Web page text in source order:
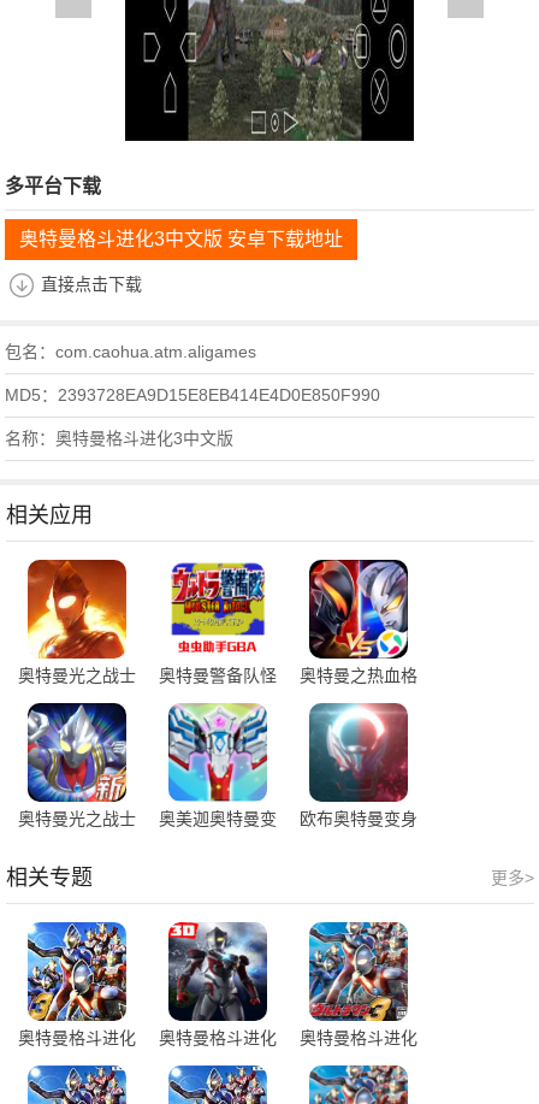
多平台下载
奥特曼格斗进化3中文版 安卓下载地址
直接点击下载
包名：com.caohua.atm.aligames
MD5：2393728EA9D15E8EB414E4D0E850F990
名称：奥特曼格斗进化3中文版
相关应用
奥特曼光之战士
奥特曼警备队怪
兽袭击金手指
奥特曼之热血格
斗
奥特曼光之战士
奥美迦奥特曼变
欧布奥特曼变身
更多>
相关专题
奥特曼格斗进化
3中文版
奥特曼格斗进化
3完整版
奥特曼格斗进化
3完美存档